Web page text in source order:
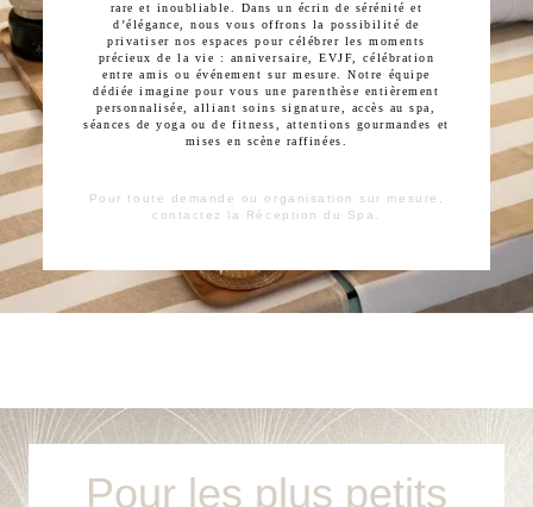
rare et inoubliable. Dans un écrin de sérénité et
d’élégance, nous vous offrons la possibilité de
privatiser nos espaces pour célébrer les moments
précieux de la vie : anniversaire, EVJF, célébration
entre amis ou événement sur mesure. Notre équipe
dédiée imagine pour vous une parenthèse entièrement
personnalisée, alliant soins signature, accès au spa,
séances de yoga ou de fitness, attentions gourmandes et
mises en scène raffinées.
Pour toute demande ou organisation sur mesure,
contactez la Réception du Spa.
Pour les plus petits